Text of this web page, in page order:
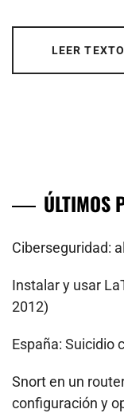
LEER
ÚLTIMOS
Ciberseguridad:
Instalar y usar
2012)
España: Suicidio
Snort en un
configuración y